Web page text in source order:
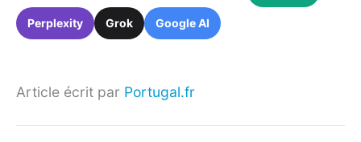
Perplexity Grok Google AI
Article écrit par Portugal.fr